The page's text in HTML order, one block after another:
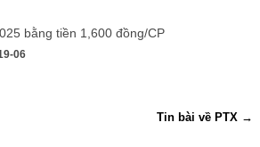
bằng tiền 1,600 đồng/CP
06
Tin bài về PTX →